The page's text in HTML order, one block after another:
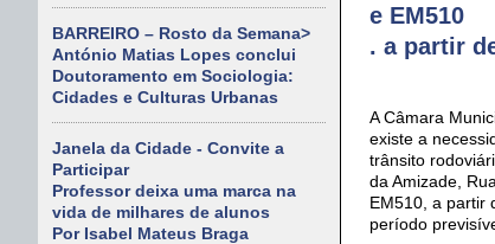
BARREIRO – Rosto da Semana>
António Matias Lopes conclui
Doutoramento em Sociologia:
Cidades e Culturas Urbanas
Janela da Cidade - Convite a
Participar
Professor deixa uma marca na
vida de milhares de alunos
Por Isabel Mateus Braga
e EM510
. a partir
A Câmara
existe a
trânsito
da Amizade,
EM510, a partir
período